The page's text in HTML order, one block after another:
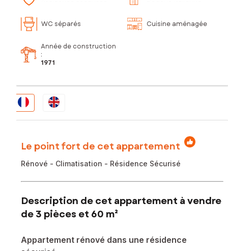
WC séparés Cuisine aménagée
Année de construction
:
1971
Le point fort de cet appartement
Rénové - Climatisation - Résidence Sécurisé
Description de cet appartement à vendre
de 3 pièces et 60 m²
Appartement rénové dans une résidence